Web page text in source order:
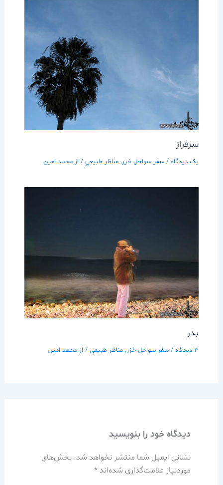
سرفراز
یک دیدگاه / سفر سواحل خزر, مناظر طبيعي/ از محمد امین
بدر
3 دیدگاه / سفر سواحل خزر, مناظر طبيعي/ از محمد امین
دیدگاه‌ خود را بنویسید
نشانی ایمیل شما منتشر نخواهد شد. بخش‌های
موردنیاز علامت‌گذاری شده‌اند *